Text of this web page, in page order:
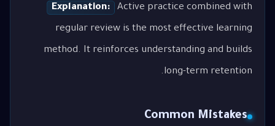
Explanation: Active practice combined with
regular review is the most effective learning
method. It reinforces understanding and builds
long-term retention.
Common Mistakes